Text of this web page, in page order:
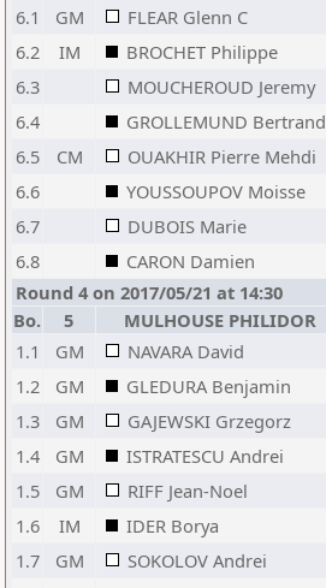
6.1
GM FLEAR Glenn C
6.2
IM BROCHET Philippe
6.3
MOUCHEROUD Jeremy
6.4
GROLLEMUND Bertrand
6.5
CM OUAKHIR Pierre Mehdi
6.6
YOUSSOUPOV Moisse
6.7
DUBOIS Marie
6.8
CARON Damien
Round 4 on 2017/05/21 at 14:30
Bo.
5 MULHOUSE PHILIDOR
1.1
GM NAVARA David
1.2
GM GLEDURA Benjamin
1.3
GM GAJEWSKI Grzegorz
1.4
GM ISTRATESCU Andrei
1.5
GM RIFF Jean-Noel
1.6
IM IDER Borya
1.7
GM SOKOLOV Andrei